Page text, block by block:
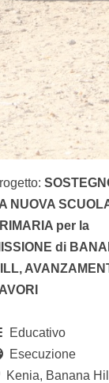
NUOVA
per la
di
Educativo
Esecuzione
Kenia, Banana